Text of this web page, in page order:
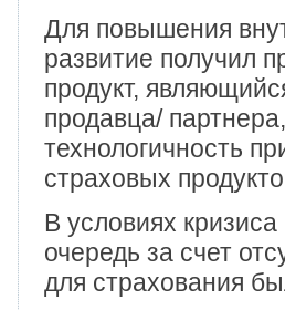
Для повышения
развитие получил
продукт,
продавца/
технологичность
страховых
В условиях
очередь за счет
для страхования